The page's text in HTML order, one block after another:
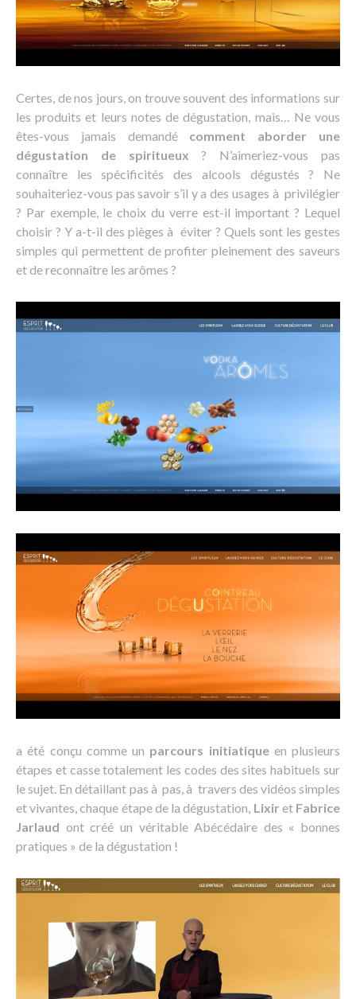
Certes, de nos jours, on trouve souvent des informations sur
les produits et leurs notes de dégustation, mais… Ne vous
êtes-vous jamais demandé comment aborder une
dégustation de spiritueux ? N’aimeriez-vous pas
connaître les spécificités des alcools dégustés ? Ne
souhaiteriez-vous pas savoir s’il y a des usages à privilégier
? Par exemple, le choix du verre est-il important ? Lequel
choisir ? Y a-t-il des pièges à éviter ? Quels sont les gestes
simples qui permettent de profiter pleinement des saveurs
et de reconnaître les arômes ?
a été conçu comme un parcours initiatiqueen plusieurs
étapes et casse totalement les codes des sites habituels sur
le sujet. En détaillant pas à pas, à travers des vidéos simples
et vivantes, chaque étape de la dégustation, Lixir et Fabrice
Jarlaud ont créé un véritable Abécédaire des « bonnes
pratiques » de la dégustation !